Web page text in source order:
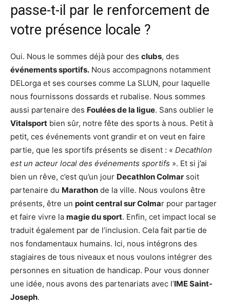
passe-t-il par le renforcement de
votre présence locale ?
Oui. Nous le sommes déjà pour des clubs, des
événements sportifs. Nous accompagnons notamment
DELorga et ses courses comme La SLUN, pour laquelle
nous fournissons dossards et rubalise. Nous sommes
aussi partenaire des Foulées de la ligue. Sans oublier le
Vitalsport bien sûr, notre fête des sports à nous. Petit à
petit, ces événements vont grandir et on veut en faire
partie, que les sportifs présents se disent : « Decathlon
est un acteur local des événements sportifs ». Et si j’ai
bien un rêve, c’est qu’un jour Decathlon Colmar soit
partenaire du Marathon de la ville. Nous voulons être
présents, être un point central sur Colmar pour partager
et faire vivre la magie du sport. Enfin, cet impact local se
traduit également par de l’inclusion. Cela fait partie de
nos fondamentaux humains. Ici, nous intégrons des
stagiaires de tous niveaux et nous voulons intégrer des
personnes en situation de handicap. Pour vous donner
une idée, nous avons des partenariats avec l’IME Saint-
Joseph.